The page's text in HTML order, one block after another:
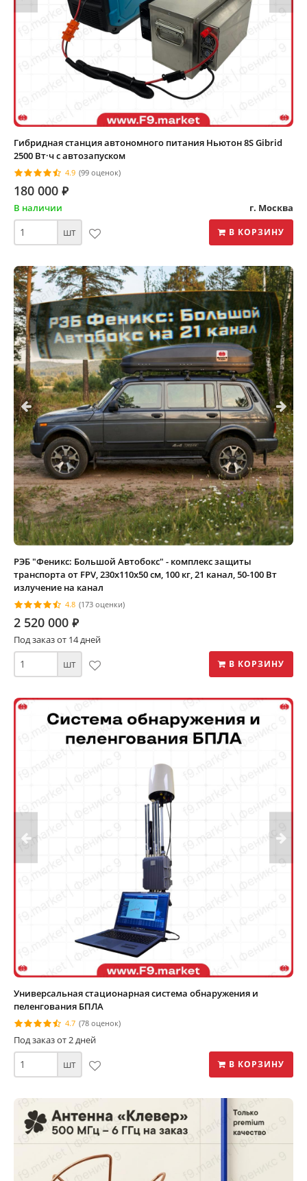
Гибридная станция автономного питания Ньютон 8S Gibrid
2500 Вт·ч с автозапуском
4.9 (99 оценок)
180 000 ⃏
В наличии г. Москва
шт В КОРЗИНУ
РЭБ "Феникс: Большой Автобокс" - комплекс защиты
транспорта от FPV, 230х110х50 см, 100 кг, 21 канал, 50-100 Вт
излучение на канал
4.8 (173 оценки)
2 520 000 ⃏
Под заказ от 14 дней
шт В КОРЗИНУ
Универсальная стационарная система обнаружения и
пеленгования БПЛА
4.7 (78 оценок)
Под заказ от 2 дней
шт В КОРЗИНУ